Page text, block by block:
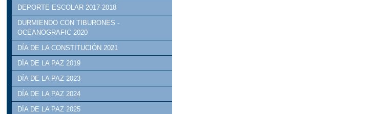
DEPORTE ESCOLAR 2017-2018
DURMIENDO CON TIBURONES -
OCEANOGRAFIC 2020
DÍA DE LA CONSTITUCIÓN 2021
DÍA DE LA PAZ 2019
DÍA DE LA PAZ 2023
DÍA DE LA PAZ 2024
DÍA DE LA PAZ 2025